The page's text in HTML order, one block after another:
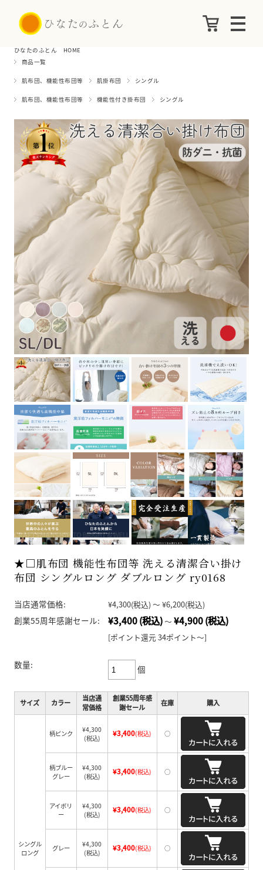
ひなたのふとん HOME
商品一覧
肌布団、機能性布団等 肌掛布団 シングル
肌布団、機能性布団等 機能性付き掛布団 シングル
★□肌布団 機能性布団等 洗える清潔合い掛け
布団 シングルロング ダブルロング ry0168
当店通常価格: ¥4,300(税込)～ ¥6,200(税込)
創業55周年感謝セール: ¥3,400(税込)～ ¥4,900(税込)
[ポイント還元 34ポイント～]
数量: 個
サイズ カラー
当店通
常価格
創業55周年感
謝セール
在庫 購入
シングル
ロング
柄ピンク
¥4,300
(税込)
¥3,400(税込) ○
柄ブルー
グレー
¥4,300
(税込)
¥3,400(税込) ○
アイボリ
ー
¥4,300
(税込)
¥3,400(税込) ○
グレー
¥4,300
(税込)
¥3,400(税込) ○